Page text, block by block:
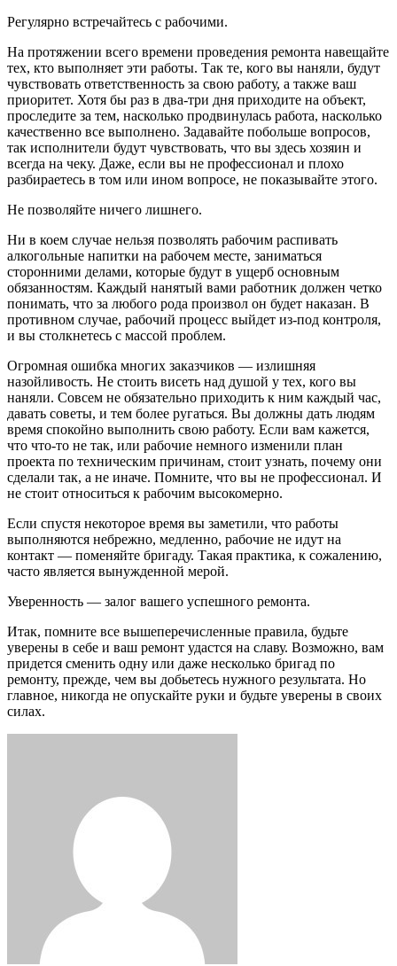
Регулярно встречайтесь с рабочими.
На протяжении всего времени проведения ремонта навещайте
тех, кто выполняет эти работы. Так те, кого вы наняли, будут
чувствовать ответственность за свою работу, а также ваш
приоритет. Хотя бы раз в два-три дня приходите на объект,
проследите за тем, насколько продвинулась работа, насколько
качественно все выполнено. Задавайте побольше вопросов,
так исполнители будут чувствовать, что вы здесь хозяин и
всегда на чеку. Даже, если вы не профессионал и плохо
разбираетесь в том или ином вопросе, не показывайте этого.
Не позволяйте ничего лишнего.
Ни в коем случае нельзя позволять рабочим распивать
алкогольные напитки на рабочем месте, заниматься
сторонними делами, которые будут в ущерб основным
обязанностям. Каждый нанятый вами работник должен четко
понимать, что за любого рода произвол он будет наказан. В
противном случае, рабочий процесс выйдет из-под контроля,
и вы столкнетесь с массой проблем.
Огромная ошибка многих заказчиков — излишняя
назойливость. Не стоить висеть над душой у тех, кого вы
наняли. Совсем не обязательно приходить к ним каждый час,
давать советы, и тем более ругаться. Вы должны дать людям
время спокойно выполнить свою работу. Если вам кажется,
что что-то не так, или рабочие немного изменили план
проекта по техническим причинам, стоит узнать, почему они
сделали так, а не иначе. Помните, что вы не профессионал. И
не стоит относиться к рабочим высокомерно.
Если спустя некоторое время вы заметили, что работы
выполняются небрежно, медленно, рабочие не идут на
контакт — поменяйте бригаду. Такая практика, к сожалению,
часто является вынужденной мерой.
Уверенность — залог вашего успешного ремонта.
Итак, помните все вышеперечисленные правила, будьте
уверены в себе и ваш ремонт удастся на славу. Возможно, вам
придется сменить одну или даже несколько бригад по
ремонту, прежде, чем вы добьетесь нужного результата. Но
главное, никогда не опускайте руки и будьте уверены в своих
силах.